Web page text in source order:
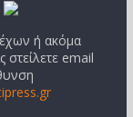
ή ακόμα
στείλετε email